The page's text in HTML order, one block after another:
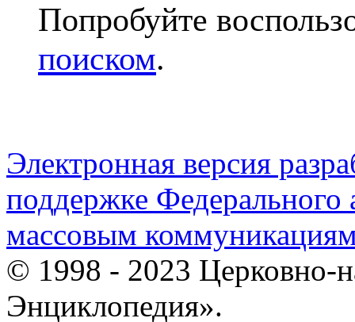
Попробуйте
поиском.
Электронная версия
поддержке Федерального
массовым
© 1998 - 2023 Церковно-
Энциклопедия».